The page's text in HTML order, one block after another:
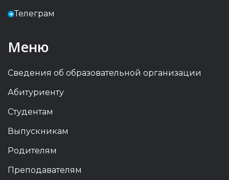
Телеграм
Меню
Сведения об образовательной организации
Абитуриенту
Студентам
Выпускникам
Родителям
Преподавателям